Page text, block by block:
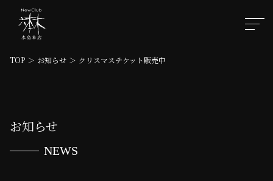
TOP ＞ お知らせ ＞ クリスマスチケット販売中
お知らせ
NEWS